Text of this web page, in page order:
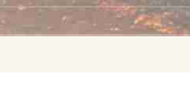
ェーデン語
（繁体字）